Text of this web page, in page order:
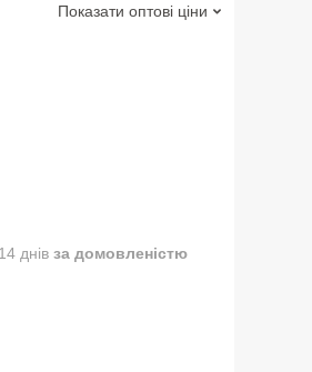
Показати оптові ціни
днів за домовленістю